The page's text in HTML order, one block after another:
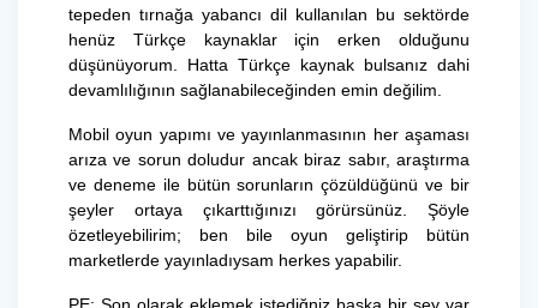
tepeden tırnağa yabancı dil kullanılan bu sektörde
henüz Türkçe kaynaklar için erken olduğunu
düşünüyorum. Hatta Türkçe kaynak bulsanız dahi
devamlılığının sağlanabileceğinden emin değilim.
Mobil oyun yapımı ve yayınlanmasının her aşaması
arıza ve sorun doludur ancak biraz sabır, araştırma
ve deneme ile bütün sorunların çözüldüğünü ve bir
şeyler ortaya çıkarttığınızı görürsünüz. Şöyle
özetleyebilirim; ben bile oyun geliştirip bütün
marketlerde yayınladıysam herkes yapabilir.